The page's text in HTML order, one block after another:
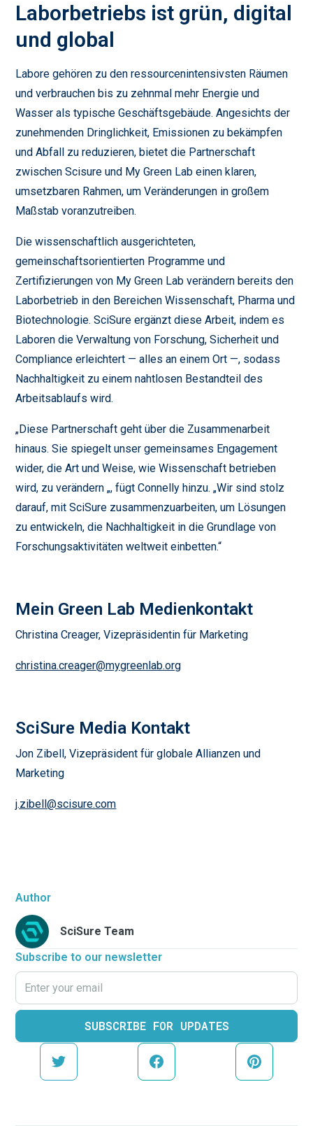
Author
SciSure Team
Subscribe to our newsletter
Laborbetriebs ist grün, digital
und global
Labore gehören zu den ressourcenintensivsten Räumen
und verbrauchen bis zu zehnmal mehr Energie und
Wasser als typische Geschäftsgebäude. Angesichts der
zunehmenden Dringlichkeit, Emissionen zu bekämpfen
und Abfall zu reduzieren, bietet die Partnerschaft
zwischen Scisure und My Green Lab einen klaren,
umsetzbaren Rahmen, um Veränderungen in großem
Maßstab voranzutreiben.
Die wissenschaftlich ausgerichteten,
gemeinschaftsorientierten Programme und
Zertifizierungen von My Green Lab verändern bereits den
Laborbetrieb in den Bereichen Wissenschaft, Pharma und
Biotechnologie. SciSure ergänzt diese Arbeit, indem es
Laboren die Verwaltung von Forschung, Sicherheit und
Compliance erleichtert — alles an einem Ort —, sodass
Nachhaltigkeit zu einem nahtlosen Bestandteil des
Arbeitsablaufs wird.
„Diese Partnerschaft geht über die Zusammenarbeit
hinaus. Sie spiegelt unser gemeinsames Engagement
wider, die Art und Weise, wie Wissenschaft betrieben
wird, zu verändern „, fügt Connelly hinzu. „Wir sind stolz
darauf, mit SciSure zusammenzuarbeiten, um Lösungen
zu entwickeln, die Nachhaltigkeit in die Grundlage von
Forschungsaktivitäten weltweit einbetten.“
Mein Green Lab Medienkontakt
Christina Creager, Vizepräsidentin für Marketing
christina.creager@mygreenlab.org
SciSure Media Kontakt
Jon Zibell, Vizepräsident für globale Allianzen und
Marketing
j.zibell@scisure.com